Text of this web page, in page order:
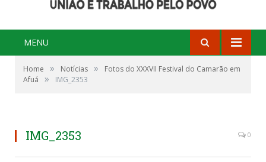
MENU
Home » Notícias »
Fotos do XXXVII Festival do Camarão em
Afuá
» IMG_2353
IMG_2353 0